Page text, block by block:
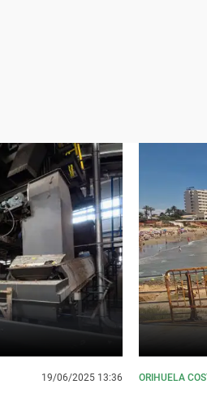
19/06/2025 13:36 ORIHUELA